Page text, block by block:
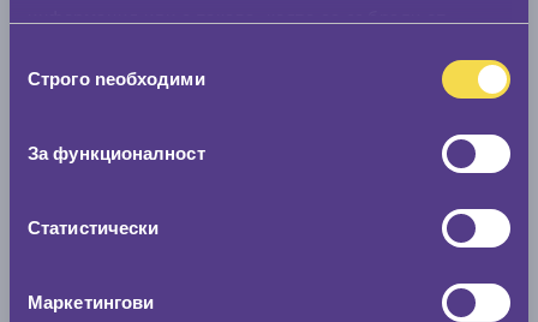
наСтрого nеобходими
За функционалност
Статистически
Маркетингови
0 мм.
Скоростомер при 100